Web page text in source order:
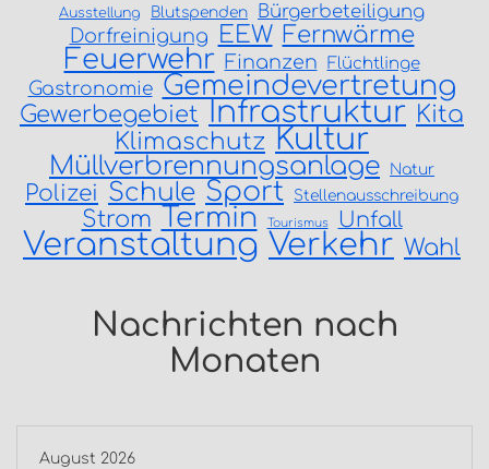
Ausstellung Blutspenden Bürgerbeteiligung
Dorfreinigung EEW Fernwärme
Feuerwehr Finanzen Flüchtlinge
Gastronomie Gemeindevertretung
Gewerbegebiet Infrastruktur Kita
Klimaschutz Kultur
Müllverbrennungsanlage Natur
Polizei Schule Sport Stellenausschreibung
Strom Termin Tourismus Unfall
Veranstaltung Verkehr Wahl
Nachrichten nach
Monaten
August 2026